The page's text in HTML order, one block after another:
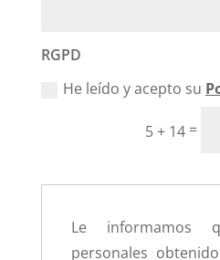
RGPD
He leído y acepto su
5 + 14 =
Le informamos
personales